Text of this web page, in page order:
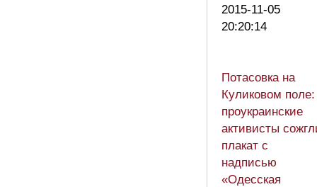
2015-11-05
20:20:14
Потасовка на
Куликовом поле:
проукраинские
активисты
плакат с
надписью
«Одесская